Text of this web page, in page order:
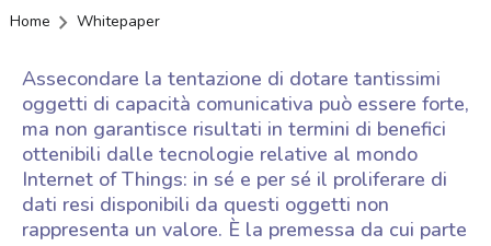
Home Whitepaper
Assecondare la tentazione di dotare tantissimi
oggetti di capacità comunicativa può essere forte,
ma non garantisce risultati in termini di benefici
ottenibili dalle tecnologie relative al mondo
Internet of Things: in sé e per sé il proliferare di
dati resi disponibili da questi oggetti non
rappresenta un valore. È la premessa da cui parte